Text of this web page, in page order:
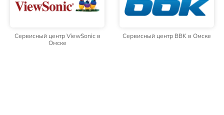
Сервисный центр ViewSonic в
Омске
Сервисный центр BBK в Омске